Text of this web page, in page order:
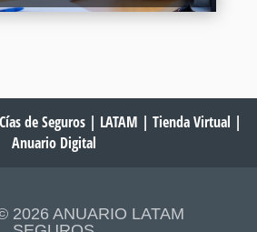
Cías de Seguros| LATAM | Tienda Virtual |
Anuario Digital
2026 ANUARIO LATAM